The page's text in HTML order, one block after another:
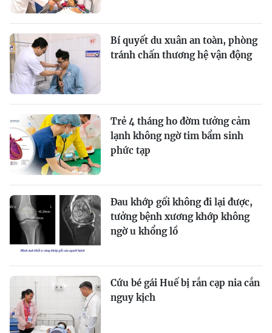
Bí quyết du xuân an toàn, phòng
tránh chấn thương hệ vận động
Trẻ 4 tháng ho đờm tưởng cảm
lạnh không ngờ tim bẩm sinh
phức tạp
Đau khớp gối không đi lại được,
tưởng bệnh xương khớp không
ngờ u khổng lồ
Cứu bé gái Huế bị rắn cạp nia cắn
nguy kịch